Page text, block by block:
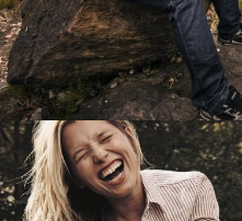
Смотреть